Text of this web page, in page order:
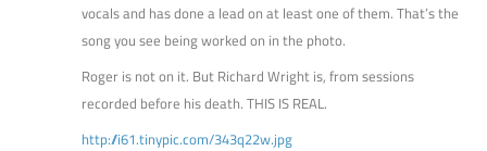
vocals and has done a lead on at least one of them. That’s the
song you see being worked on in the photo.
Roger is not on it. But Richard Wright is, from sessions
recorded before his death. THIS IS REAL.
http://i61.tinypic.com/343q22w.jpg